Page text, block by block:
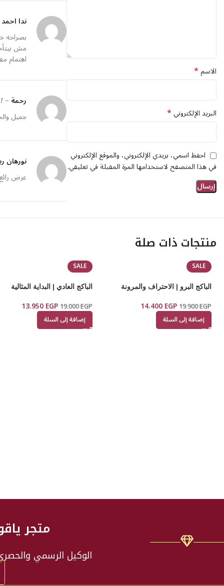
ندا
بصراحه
مش
اهتمام
رحمة –
21
جميل
نورهان
عرض
اميرة
–11 أبريل، 2026
لسه
الاسم*
البريد الإلكتروني*
احفظ اسمي، بريدي الإلكتروني، والموقع الإلكتروني
في هذا المتصفح لاستخدامها المرة المقبلة في تعليقي.
منتجات ذات صلة
SALE
الباكج البرو | الاحتراف والمرونة
19.900EGP
14.400EGP
إضافة إلى السلة
SALE
الباكج العادي | البداية المثالية
19.000EGP
13.950EGP
إضافة إلى السلة
متجر
الوكيل الرسمي